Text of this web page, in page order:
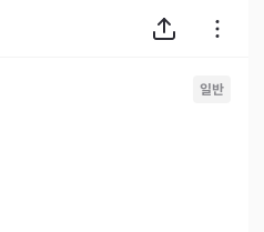
일반